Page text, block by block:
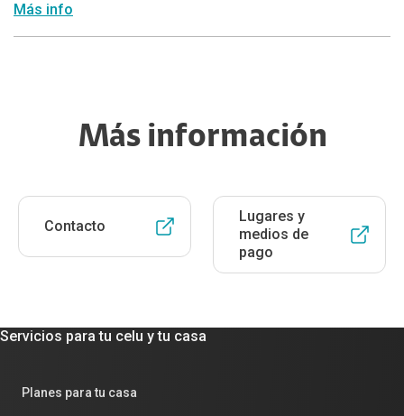
Más info
Más información
Contacto
Lugares y
medios de
pago
Servicios para tu celu y tu casa
Planes para tu casa